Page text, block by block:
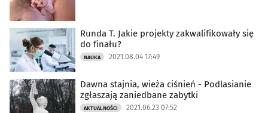
Runda T. Jakie projekty zakwalifikowały się
do finału?
NAUKA 2021.08.04 17:49
Dawna stajnia, wieża ciśnień - Podlasianie
zgłaszają zaniedbane zabytki
AKTUALNOŚCI 2021.06.23 07:52